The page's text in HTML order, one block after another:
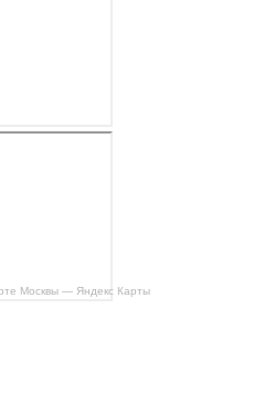
Москвы — Яндекс Карты